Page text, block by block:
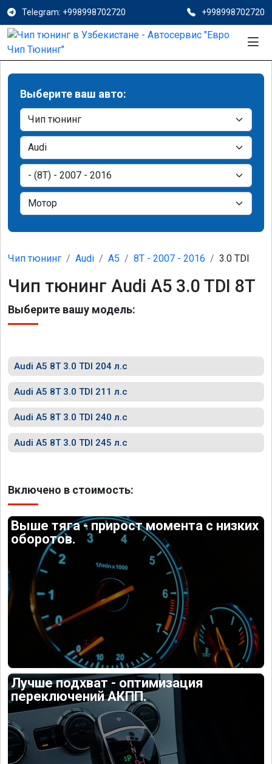
Telegram: +998998702720 +998998702720
Выберите ваш авто:
Чип тюнинг Audi A5 8T - 2007 - 2016 3.0 TDI
Чип тюнинг Audi A5 3.0 TDI 8T
Выберите вашу модель:
Audi A5 8T 3.0 TDI 204 л.с
Audi A5 8T 3.0 TDI 211 л.с
Audi A5 8T 3.0 TDI 240 л.с
Audi A5 8T 3.0 TDI 245 л.с
Включено в стоимость:
Выше тяга - прирост момента с низких
оборотов.
Лучше подхват - оптимизация
переключений АКПП.